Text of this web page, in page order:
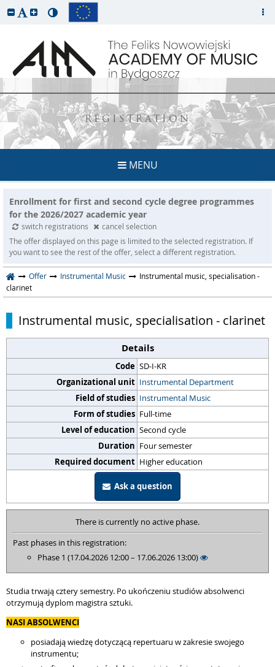
REGISTRATION
MENU
Enrollment for first and second cycle degree programmes
for the 2026/2027 academic year
switch registrations
cancel selection
The offer displayed on this page is limited to the selected registration. If
you want to see the rest of the offer, select a different registration.
Offer Instrumental Music
Instrumental music, specialisation -
clarinet
Instrumental music, specialisation - clarinet
Details
Code SD-I-KR
Organizational unit Instrumental Department
Field of studies Instrumental Music
Form of studies Full-time
Level of education Second cycle
Duration Four semester
Required document Higher education
Ask a question
There is currently no active phase.
Past phases in this registration:
Phase 1 (17.04.2026 12:00 – 17.06.2026 13:00)
Studia trwają cztery semestry. Po ukończeniu studiów absolwenci
otrzymują dyplom magistra sztuki.
NASI ABSOLWENCI
posiadają wiedzę dotyczącą repertuaru w zakresie swojego
instrumentu;